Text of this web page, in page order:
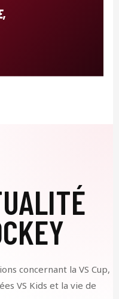
concernant la VS Cup,
VS Kids et la vie de